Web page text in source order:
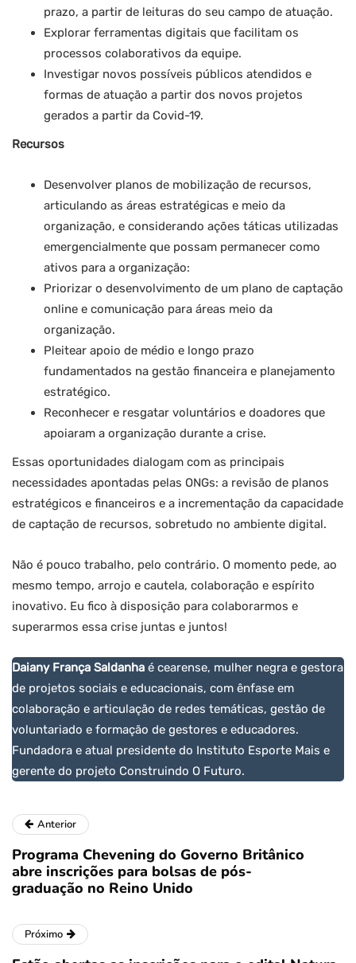
prazo, a partir de leituras do seu campo de atuação.
Explorar ferramentas digitais que facilitam os
processos colaborativos da equipe.
Investigar novos possíveis públicos atendidos e
formas de atuação a partir dos novos projetos
gerados a partir da Covid-19.
Recursos
Desenvolver planos de mobilização de recursos,
articulando as áreas estratégicas e meio da
organização, e considerando ações táticas utilizadas
emergencialmente que possam permanecer como
ativos para a organização:
Priorizar o desenvolvimento de um plano de captação
online e comunicação para áreas meio da
organização.
Pleitear apoio de médio e longo prazo
fundamentados na gestão financeira e planejamento
estratégico.
Reconhecer e resgatar voluntários e doadores que
apoiaram a organização durante a crise.
Essas oportunidades dialogam com as principais
necessidades apontadas pelas ONGs: a revisão de planos
estratégicos e financeiros e a incrementação da capacidade
de captação de recursos, sobretudo no ambiente digital.
Não é pouco trabalho, pelo contrário. O momento pede, ao
mesmo tempo, arrojo e cautela, colaboração e espírito
inovativo. Eu fico à disposição para colaborarmos e
superarmos essa crise juntas e juntos!
Daiany França Saldanha é cearense, mulher negra e gestora
de projetos sociais e educacionais, com ênfase em
colaboração e articulação de redes temáticas, gestão de
voluntariado e formação de gestores e educadores.
Fundadora e atual presidente do Instituto Esporte Mais e
gerente do projeto Construindo O Futuro.
Anterior
Programa Chevening do Governo Britânico
abre inscrições para bolsas de pós-
graduação no Reino Unido
Próximo